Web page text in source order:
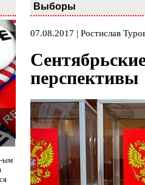
ым
Выборы
07.08.2017 | Ростислав
перспективы